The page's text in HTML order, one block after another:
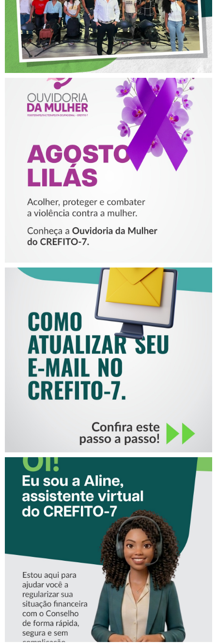
AGOSTO LILÁS – ACOLHER,
PROTEGER E COMBATER A
VIOLÊNCIA CONTRA A
MULHER
COMO ATUALIZAR SEU E-
MAIL NO CREFITO-7
CONHEÇA A ‘ALINE’,
ASSISTENTE VIRTUAL DO
CREFITO-7